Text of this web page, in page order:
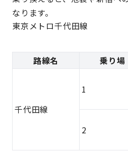
なります。
東京メトロ千代田線
路線名 乗り場
千代田線
1
2